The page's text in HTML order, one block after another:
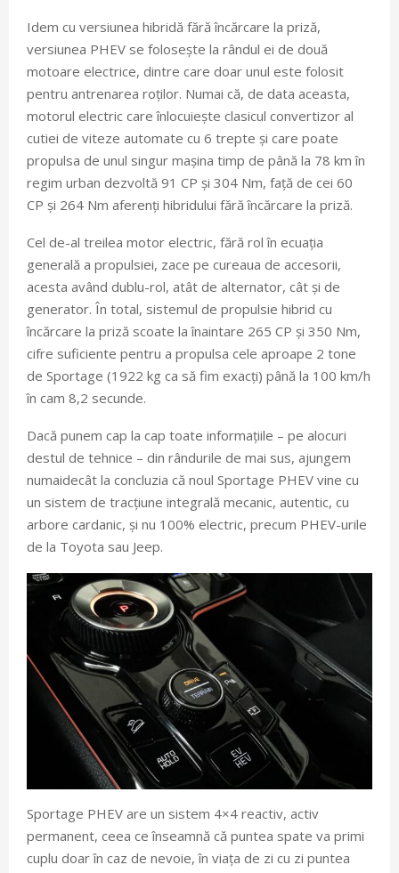
Idem cu versiunea hibridă fără încărcare la priză,
versiunea PHEV se folosește la rândul ei de două
motoare electrice, dintre care doar unul este folosit
pentru antrenarea roților. Numai că, de data aceasta,
motorul electric care înlocuiește clasicul convertizor al
cutiei de viteze automate cu 6 trepte și care poate
propulsa de unul singur mașina timp de până la 78 km în
regim urban dezvoltă 91 CP și 304 Nm, față de cei 60
CP și 264 Nm aferenți hibridului fără încărcare la priză.
Cel de-al treilea motor electric, fără rol în ecuația
generală a propulsiei, zace pe cureaua de accesorii,
acesta având dublu-rol, atât de alternator, cât și de
generator. În total, sistemul de propulsie hibrid cu
încărcare la priză scoate la înaintare 265 CP și 350 Nm,
cifre suficiente pentru a propulsa cele aproape 2 tone
de Sportage (1922 kg ca să fim exacți) până la 100 km/h
în cam 8,2 secunde.
Dacă punem cap la cap toate informațiile – pe alocuri
destul de tehnice – din rândurile de mai sus, ajungem
numaidecât la concluzia că noul Sportage PHEV vine cu
un sistem de tracțiune integrală mecanic, autentic, cu
arbore cardanic, și nu 100% electric, precum PHEV-urile
de la Toyota sau Jeep.
Sportage PHEV are un sistem 4×4 reactiv, activ
permanent, ceea ce înseamnă că puntea spate va primi
cuplu doar în caz de nevoie, în viața de zi cu zi puntea